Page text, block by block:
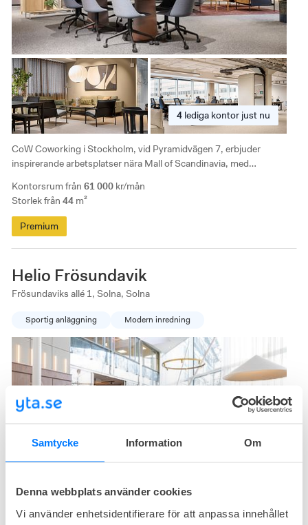
Samtycke Information Om
Denna webbplats använder cookies
Vi använder enhetsidentifierare för att anpassa innehållet
4 lediga kontor just nu
Kontorsrum från 61 000 kr/mån
Storlek från 44 m²
CoW Coworking i Stockholm, vid Pyramidvägen 7, erbjuder
inspirerande arbetsplatser nära Mall of Scandinavia, med
Premium
Helio Frösundavik
Frösundaviks allé 1, Solna, Solna
Sportig anläggning Modern inredning
med moderna bekvämligheter som mötesrum, gym och flera